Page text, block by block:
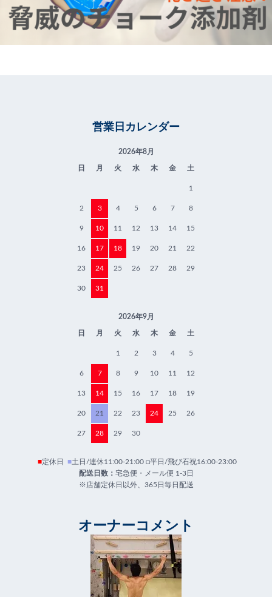
営業日カレンダー
2026年8月
日 月 火 水 木 金 土
1
2 3 4 5 6 7 8
9 10 11 12 13 14 15
16 17 18 19 20 21 22
23 24 25 26 27 28 29
30 31
2026年9月
日 月 火 水 木 金 土
1 2 3 4 5
6 7 8 9 10 11 12
13 14 15 16 17 18 19
20 21 22 23 24 25 26
27 28 29 30
■定休日 ■土日/連休11:00-21:00 □平日/飛び石祝16:00-23:00
配送日数： 宅急便・メール便 1-3日
※店舗定休日以外、365日毎日配送
オーナーコメント